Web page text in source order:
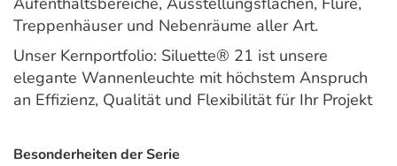
Treppenhäuser und Nebenräume aller Art.
Unser Kernportfolio: Siluette® 21 ist unsere
elegante Wannenleuchte mit höchstem Anspruch
an Effizienz, Qualität und Flexibilität für Ihr Projekt
Besonderheiten der Serie